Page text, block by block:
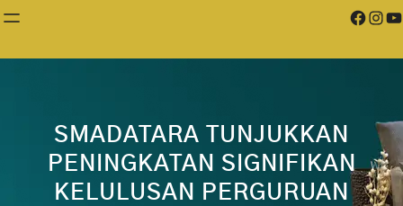
Facebook InstagramYouTube
SMADATARA TUNJUKKAN
PENINGKATAN SIGNIFIKAN
KELULUSAN PERGURUAN